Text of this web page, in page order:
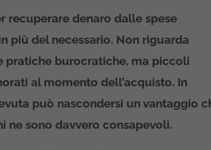
recuperare denaro dalle spese
più del necessario. Non riguarda
pratiche burocratiche, ma piccoli
al momento dell’acquisto. In
può nascondersi un vantaggio
ne sono davvero consapevoli.